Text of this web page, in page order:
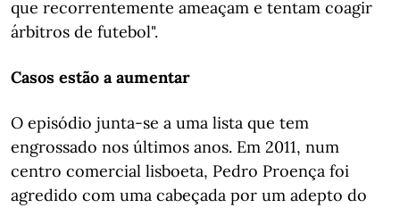
que recorrentemente ameaçam e tentam coagir
árbitros de futebol".
Casos estão a aumentar
O episódio junta-se a uma lista que tem
engrossado nos últimos anos. Em 2011, num
centro comercial lisboeta, Pedro Proença foi
agredido com uma cabeçada por um adepto do